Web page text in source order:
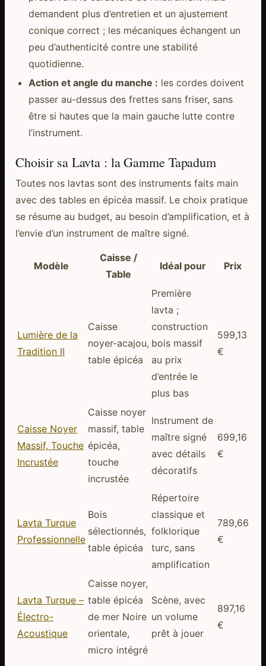
demandent plus d’entretien et un ajustement
conique correct ; les mécaniques échangent un
peu d’authenticité contre une stabilité
quotidienne.
Action et angle du manche : les cordes doivent
passer au-dessus des frettes sans friser, sans
être si hautes que la main gauche lutte contre
l’instrument.
Choisir sa Lavta : la Gamme Tapadum
Toutes nos lavtas sont des instruments faits main
avec des tables en épicéa massif. Le choix pratique
se résume au budget, au besoin d’amplification, et à
l’envie d’un instrument de maître signé.
Modèle
Caisse /
Table
Idéal pour Prix
Lumière de la
Tradition II
Caisse
noyer-acajou,
table épicéa
Première
lavta ;
construction
bois massif
au prix
d’entrée le
plus bas
599,13
€
Caisse Noyer
Massif, Touche
Incrustée
Caisse noyer
massif, table
épicéa,
touche
incrustée
Instrument de
maître signé
avec détails
décoratifs
699,16
€
Lavta Turque
Professionnelle
Bois
sélectionnés,
table épicéa
Répertoire
classique et
folklorique
turc, sans
amplification
789,66
€
Lavta Turque –
Électro-
Acoustique
Caisse noyer,
table épicéa
de mer Noire
orientale,
micro intégré
Scène, avec
un volume
prêt à jouer
897,16
€